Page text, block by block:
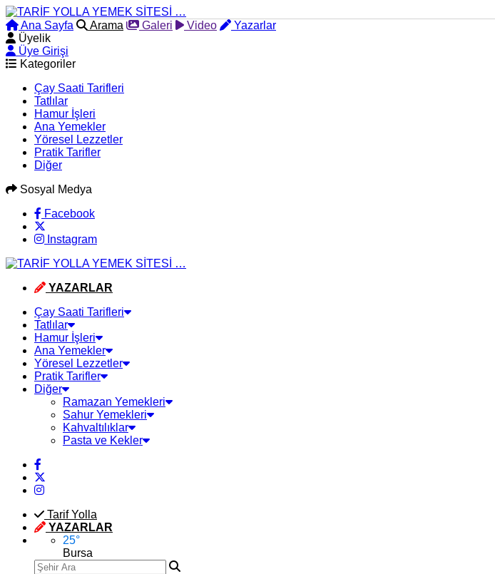
Ana Sayfa Arama Galeri Video
Yazarlar
Üyelik
Üye Girişi
Kategoriler
Çay Saati Tarifleri
Tatlılar
Hamur İşleri
Ana Yemekler
Yöresel Lezzetler
Pratik Tarifler
Diğer
Sosyal Medya
Facebook
Instagram
YAZARLAR
Çay Saati Tarifleri
Tatlılar
Hamur İşleri
Ana Yemekler
Yöresel Lezzetler
Pratik Tarifler
Diğer
Ramazan Yemekleri
Sahur Yemekleri
Kahvaltılıklar
Pasta ve Kekler
Tarif Yolla
YAZARLAR
25°
Bursa